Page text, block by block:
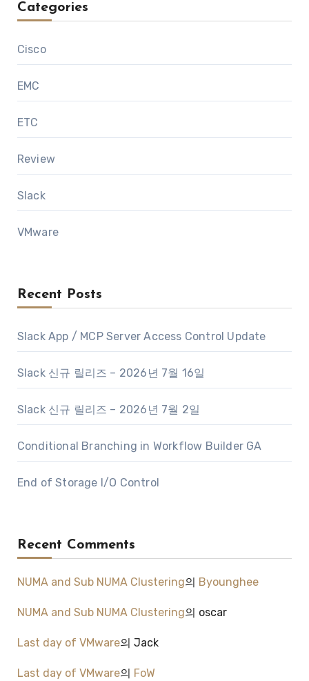
Categories
Cisco
EMC
ETC
Review
Slack
VMware
Recent Posts
Slack App / MCP Server Access Control Update
Slack 신규 릴리즈 – 2026년 7월 16일
Slack 신규 릴리즈 – 2026년 7월 2일
Conditional Branching in Workflow Builder GA
End of Storage I/O Control
Recent Comments
NUMA and Sub NUMA Clustering의 Byounghee
NUMA and Sub NUMA Clustering의 oscar
Last day of VMware의 Jack
Last day of VMware의 FoW